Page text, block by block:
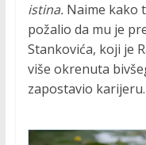
istina.Naime kako
požalio da mu je
Stankovića, koji je
više okrenuta
zapostavio karijeru.